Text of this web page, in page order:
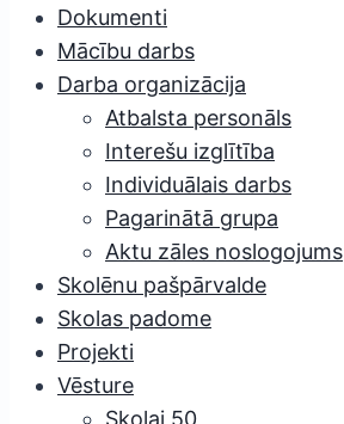
Dokumenti
Mācību darbs
Darba organizācija
Atbalsta personāls
Interešu izglītība
Individuālais darbs
Pagarinātā grupa
Aktu zāles noslogojums
Skolēnu pašpārvalde
Skolas padome
Projekti
Vēsture
Skolai 50